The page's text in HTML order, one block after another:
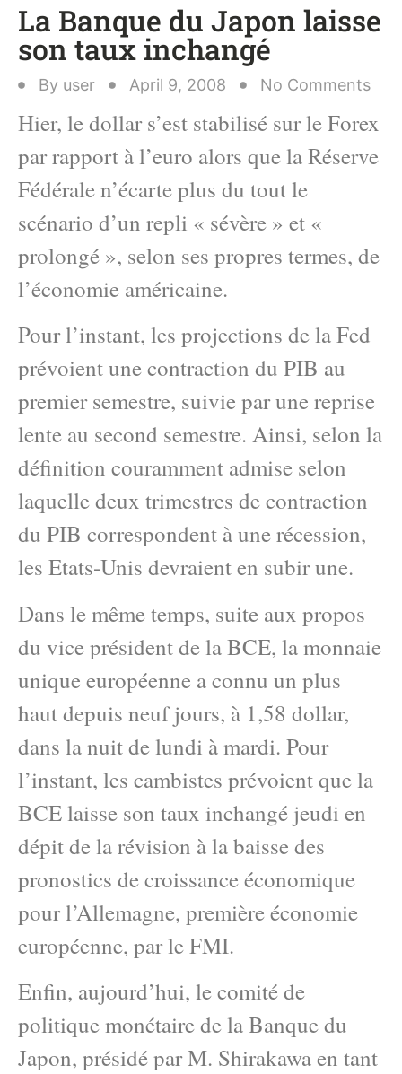
La Banque du Japon laisse
son taux inchangé
By user April 9, 2008 No Comments
Hier, le dollar s’est stabilisé sur le Forex
par rapport à l’euro alors que la Réserve
Fédérale n’écarte plus du tout le
scénario d’un repli « sévère » et «
prolongé », selon ses propres termes, de
l’économie américaine.
Pour l’instant, les projections de la Fed
prévoient une contraction du PIB au
premier semestre, suivie par une reprise
lente au second semestre. Ainsi, selon la
définition couramment admise selon
laquelle deux trimestres de contraction
du PIB correspondent à une récession,
les Etats-Unis devraient en subir une.
Dans le même temps, suite aux propos
du vice président de la BCE, la monnaie
unique européenne a connu un plus
haut depuis neuf jours, à 1,58 dollar,
dans la nuit de lundi à mardi. Pour
l’instant, les cambistes prévoient que la
BCE laisse son taux inchangé jeudi en
dépit de la révision à la baisse des
pronostics de croissance économique
pour l’Allemagne, première économie
européenne, par le FMI.
Enfin, aujourd’hui, le comité de
politique monétaire de la Banque du
Japon, présidé par M. Shirakawa en tant